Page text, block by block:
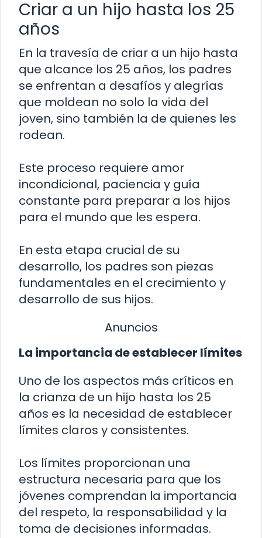
Criar a un hijo hasta los 25
años
En la travesía de criar a un hijo hasta
que alcance los 25 años, los padres
se enfrentan a desafíos y alegrías
que moldean no solo la vida del
joven, sino también la de quienes les
rodean.
Este proceso requiere amor
incondicional, paciencia y guía
constante para preparar a los hijos
para el mundo que les espera.
En esta etapa crucial de su
desarrollo, los padres son piezas
fundamentales en el crecimiento y
desarrollo de sus hijos.
Anuncios
La importancia de establecer límites
Uno de los aspectos más críticos en
la crianza de un hijo hasta los 25
años es la necesidad de establecer
límites claros y consistentes.
Los límites proporcionan una
estructura necesaria para que los
jóvenes comprendan la importancia
del respeto, la responsabilidad y la
toma de decisiones informadas.